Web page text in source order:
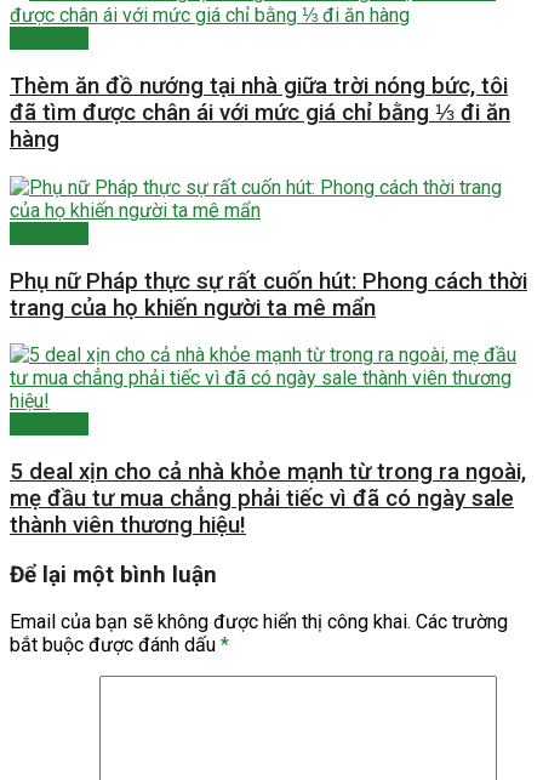
Thèm ăn đồ nướng tại nhà giữa trời nóng bức, tôi
đã tìm được chân ái với mức giá chỉ bằng ⅓ đi ăn
hàng
Phụ nữ Pháp thực sự rất cuốn hút: Phong cách thời
trang của họ khiến người ta mê mẩn
5 deal xịn cho cả nhà khỏe mạnh từ trong ra ngoài,
mẹ đầu tư mua chẳng phải tiếc vì đã có ngày sale
thành viên thương hiệu!
Để lại một bình luận
Email của bạn sẽ không được hiển thị công khai. Các trường
bắt buộc được đánh dấu *